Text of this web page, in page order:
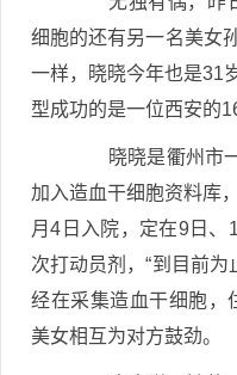
细胞的还有另一名美女
一样，晓晓今年也是31
型成功的是一位西安的
晓晓是衢州市一
加入造血干细胞资料库
月4日入院，定在9日、
次打动员剂，“到目前
经在采集造血干细胞，
美女相互为对方鼓劲。